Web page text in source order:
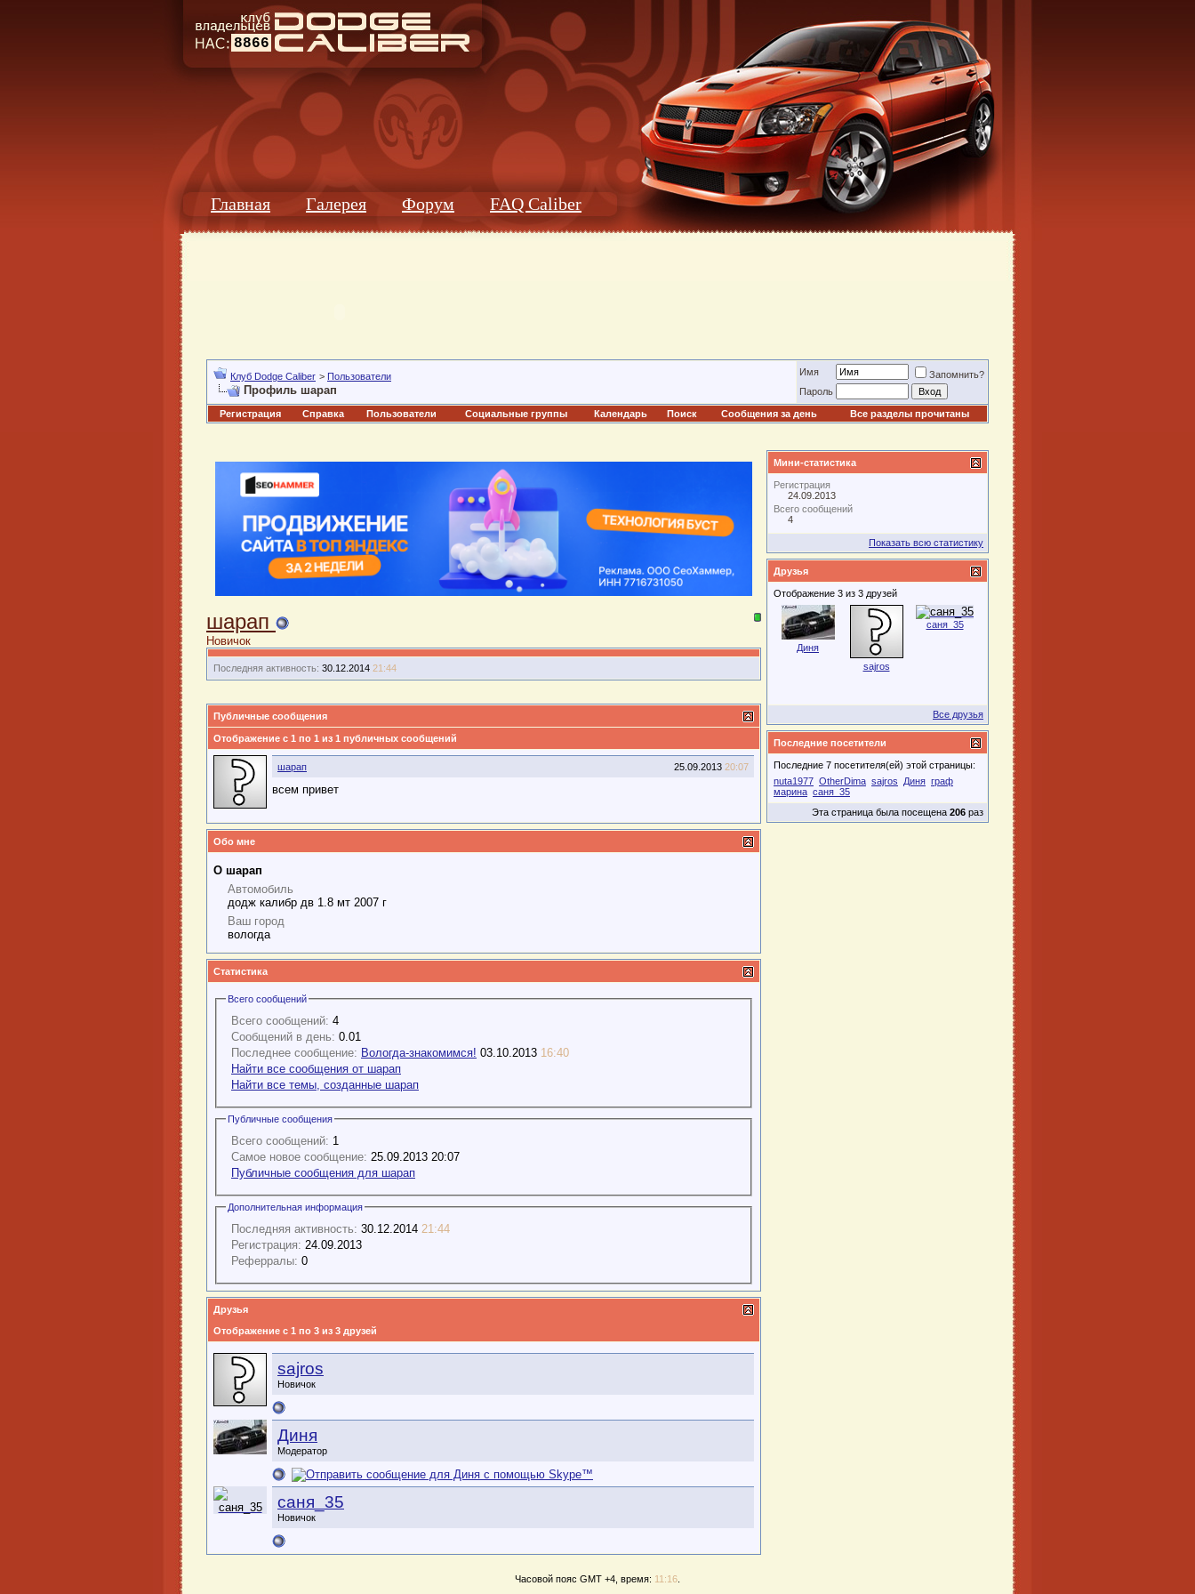
8866
Главная Галерея Форум FAQ Caliber
Клуб Dodge Caliber > Пользователи
Профиль шарап
Имя
Запомнить?
Пароль
Регистрация Справка Пользователи Социальные группы Календарь Поиск Сообщения за день Все разделы прочитаны
шарап
Новичок
Последняя активность: 30.12.2014 21:44
Публичные сообщения
Отображение с 1 по 1 из 1 публичных сообщений
25.09.2013 20:07
шарап
всем привет
Обо мне
О шарап
Автомобиль
додж калибр дв 1.8 мт 2007 г
Ваш город
вологда
Статистика
Всего сообщений
Всего сообщений: 4
Сообщений в день: 0.01
Последнее сообщение: Вологда-знакомимся! 03.10.2013 16:40
Найти все сообщения от шарап
Найти все темы, созданные шарап
Публичные сообщения
Всего сообщений: 1
Самое новое сообщение: 25.09.2013 20:07
Публичные сообщения для шарап
Дополнительная информация
Последняя активность: 30.12.2014 21:44
Регистрация: 24.09.2013
Реферралы: 0
Друзья
Отображение с 1 по 3 из 3 друзей
sajros
Новичок
Диня
Модератор
саня_35
Новичок
Мини-статистика
Регистрация
24.09.2013
Всего сообщений
4
Показать всю статистику
Друзья
Отображение 3 из 3 друзей
Диня
sajros
саня_35
Все друзья
Последние посетители
Последние 7 посетителя(ей) этой страницы:
nuta1977 OtherDima sajros Диня граф
марина саня_35
Эта страница была посещена 206 раз
Часовой пояс GMT +4, время: 11:16